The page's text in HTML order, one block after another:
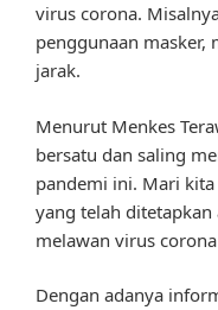
virus corona.
penggunaan masker,
jarak.
Menurut Menkes
bersatu dan saling
pandemi ini. Mari
yang telah ditetapkan
melawan virus
Dengan adanya